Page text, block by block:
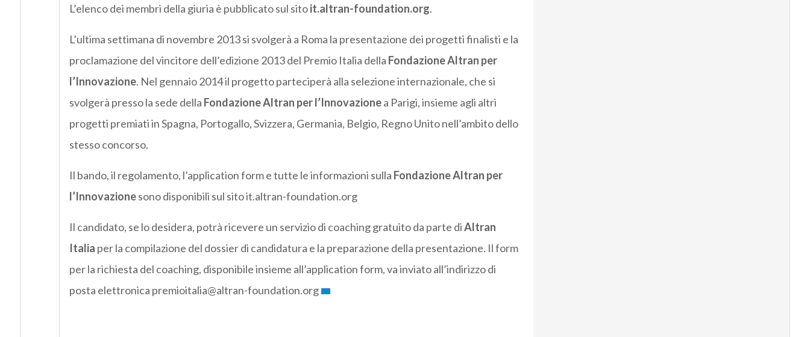
L’elenco dei membri della giuria è pubblicato sul sitoit.altran-foundation.org.
L’ultima settimana di novembre 2013 si svolgerà a Roma la presentazione dei progetti finalisti e la
proclamazione del vincitore dell’edizione 2013 del Premio Italia della Fondazione Altran per
l’Innovazione. Nel gennaio 2014 il progetto parteciperà alla selezione internazionale, che si
svolgerà presso la sede della Fondazione Altran per l’Innovazionea Parigi, insieme agli altri
progetti premiati in Spagna, Portogallo, Svizzera, Germania, Belgio, Regno Unito nell’ambito dello
stesso concorso.
Il bando, il regolamento, l’application form e tutte le informazioni sulla Fondazione Altran per
l’Innovazionesono disponibili sul sito it.altran-foundation.org
Il candidato, se lo desidera, potrà ricevere un servizio di coaching gratuito da parte diAltran
Italia per la compilazione del dossier di candidatura e la preparazione della presentazione. Il form
per la richiesta del coaching, disponibile insieme all’application form, va inviato all’indirizzo di
posta elettronica premioitalia@altran-foundation.org